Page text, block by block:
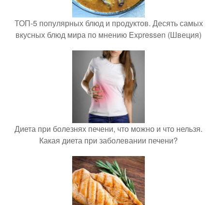
ТОП-5 популярных блюд и продуктов. Десять самых
вкусных блюд мира по мнению Expressen (Швеция)
Диета при болезнях печени, что можно и что нельзя.
Какая диета при заболевании печени?